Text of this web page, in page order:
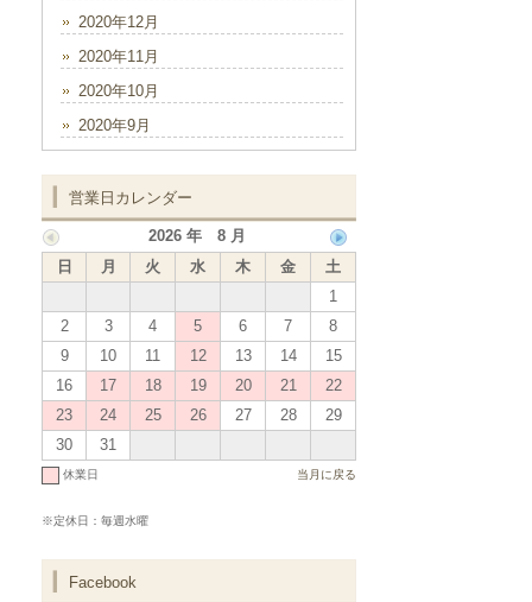
2020年12月
2020年11月
2020年10月
2020年9月
営業日カレンダー
2026 年 8 月
日
月 火 水 木 金
土
1
2
3 4 5 6 7
8
9
10 11 12 13 14
15
16
17 18 19 20 21
22
23
24 25 26 27 28
29
30
31
休業日 当月に戻る
※定休日：毎週水曜
Facebook